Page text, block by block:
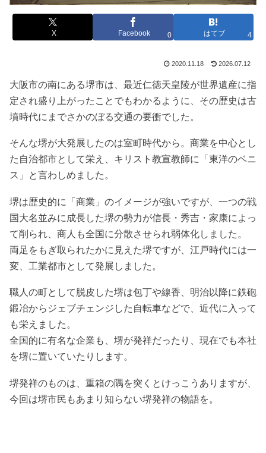
X Facebook 0 はてブ 4
2020.11.18 2026.07.12
大阪市の南にある堺市は、最近仁徳天皇陵が世界遺産に指
定され盛り上がったことでもわかるように、その歴史は古
墳時代にまでさかのぼる交通の要衝でした。
そんな堺が大発展したのは室町時代から。商業を中心とし
た自治都市として栄え、キリスト教宣教師に「東洋のベニ
ス」と言わしめました。
堺は歴史的に「商業」のイメージが強いですが、一つの戦
国大名並みに成長した堺の勢力が信長・秀吉・家康によっ
て削られ、商人も全国に分散させられ弱体化しました。
両足をもぎ取られたかに見えた堺ですが、江戸時代には一
変、工業都市として発展しました。
職人の町として脱皮した堺は包丁や線香、明治以降に鉄砲
鍛冶からジェブチェンジした自転車などで、近代に入って
も栄えました。
全国的に有名な企業も、堺が発祥だったり、現在でも本社
を堺に置いていたりします。
堺発祥のものは、重箱の隅を突くとけっこうありますが、
今回は堺市民もあまり知らない堺発祥の物語を。